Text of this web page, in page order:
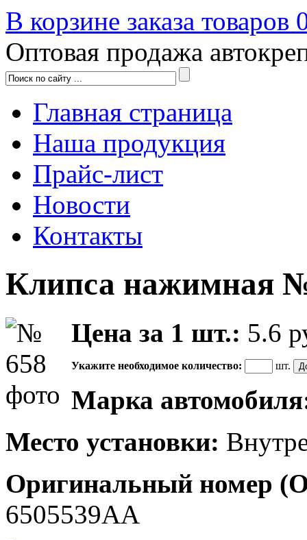
В корзине заказа товаров
Оптовая продажа
Главная страница
Наша продукция
Прайс-лист
Новости
Контакты
Клипса нажимная
Цена за 1 шт.: 5.6
Укажите необходимое количество: шт.
Марка
Место установки:
Оригинальный номер
6505539AA